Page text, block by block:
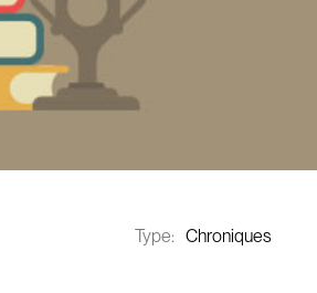
Type: Chroniques